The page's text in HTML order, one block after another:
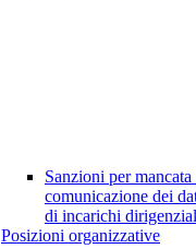
Sanzioni per
comunicazione dei
di incarichi
Posizioni organizzative